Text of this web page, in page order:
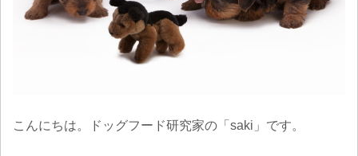
こんにちは。ドッグフード研究家の「saki」です。